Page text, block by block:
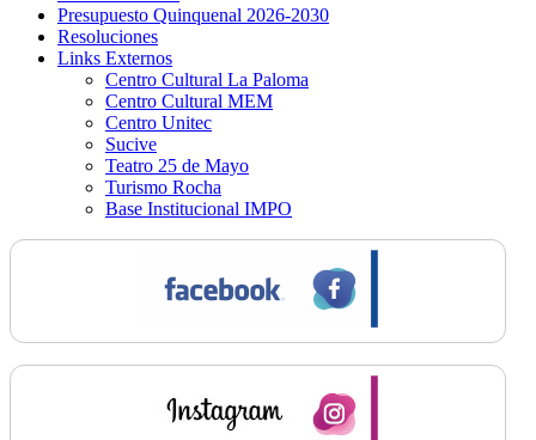
Presupuesto Quinquenal 2026-2030
Resoluciones
Links Externos
Centro Cultural La Paloma
Centro Cultural MEM
Centro Unitec
Sucive
Teatro 25 de Mayo
Turismo Rocha
Base Institucional IMPO